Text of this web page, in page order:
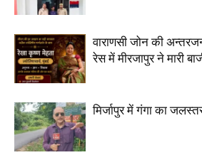
वाराणसी जोन की
रेस में मीरजापुर ने मारी
मिर्जापुर में गंगा का